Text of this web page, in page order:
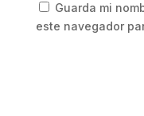
Guarda mi
este navegador